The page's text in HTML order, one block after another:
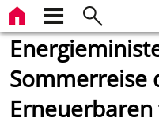
Sommerreise